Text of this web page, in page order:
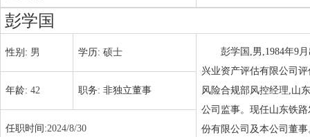
彭学国
性别: 男 学历: 硕士
彭学国,男,1984年9
兴业资产评估有限公司
风险合规部风控经理,山
公司监事。现任山东铁
份有限公司及本公司董事
年龄: 42 职务: 非独立董事
任职时间:2024/8/30